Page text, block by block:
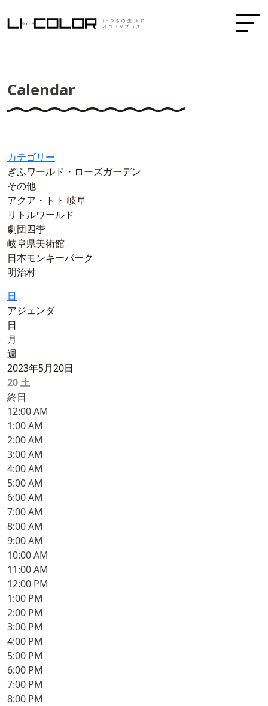
Calendar
カテゴリー
ぎふワールド・ローズガーデン
その他
アクア・トト 岐阜
リトルワールド
劇団四季
岐阜県美術館
日本モンキーパーク
明治村
日
アジェンダ
日
月
週
2023年5月20日
20土
終日
12:00 AM
1:00 AM
2:00 AM
3:00 AM
4:00 AM
5:00 AM
6:00 AM
7:00 AM
8:00 AM
9:00 AM
10:00 AM
11:00 AM
12:00 PM
1:00 PM
2:00 PM
3:00 PM
4:00 PM
5:00 PM
6:00 PM
7:00 PM
8:00 PM